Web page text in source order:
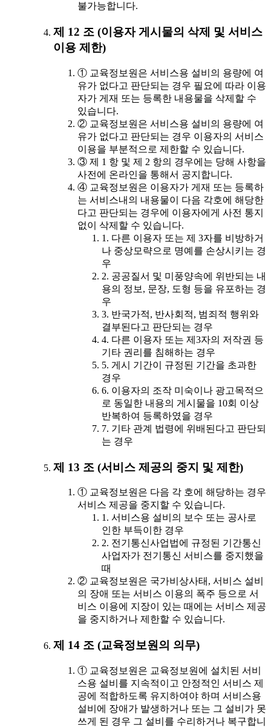
불가능합니다.
제 12 조 (이용자 게시물의 삭제 및 서비스
이용 제한)
① 교육정보원은 서비스용 설비의 용량에 여
유가 없다고 판단되는 경우 필요에 따라 이용
자가 게재 또는 등록한 내용물을 삭제할 수
있습니다.
② 교육정보원은 서비스용 설비의 용량에 여
유가 없다고 판단되는 경우 이용자의 서비스
이용을 부분적으로 제한할 수 있습니다.
③ 제 1 항 및 제 2 항의 경우에는 당해 사항을
사전에 온라인을 통해서 공지합니다.
④ 교육정보원은 이용자가 게재 또는 등록하
는 서비스내의 내용물이 다음 각호에 해당한
다고 판단되는 경우에 이용자에게 사전 통지
없이 삭제할 수 있습니다.
1. 다른 이용자 또는 제 3자를 비방하거
나 중상모략으로 명예를 손상시키는 경
우
2. 공공질서 및 미풍양속에 위반되는 내
용의 정보, 문장, 도형 등을 유포하는 경
우
3. 반국가적, 반사회적, 범죄적 행위와
결부된다고 판단되는 경우
4. 다른 이용자 또는 제3자의 저작권 등
기타 권리를 침해하는 경우
5. 게시 기간이 규정된 기간을 초과한
경우
6. 이용자의 조작 미숙이나 광고목적으
로 동일한 내용의 게시물을 10회 이상
반복하여 등록하였을 경우
7. 기타 관계 법령에 위배된다고 판단되
는 경우
제 13 조 (서비스 제공의 중지 및 제한)
① 교육정보원은 다음 각 호에 해당하는 경우
서비스 제공을 중지할 수 있습니다.
1. 서비스용 설비의 보수 또는 공사로
인한 부득이한 경우
2. 전기통신사업법에 규정된 기간통신
사업자가 전기통신 서비스를 중지했을
때
② 교육정보원은 국가비상사태, 서비스 설비
의 장애 또는 서비스 이용의 폭주 등으로 서
비스 이용에 지장이 있는 때에는 서비스 제공
을 중지하거나 제한할 수 있습니다.
제 14 조 (교육정보원의 의무)
① 교육정보원은 교육정보원에 설치된 서비
스용 설비를 지속적이고 안정적인 서비스 제
공에 적합하도록 유지하여야 하며 서비스용
설비에 장애가 발생하거나 또는 그 설비가 못
쓰게 된 경우 그 설비를 수리하거나 복구합니